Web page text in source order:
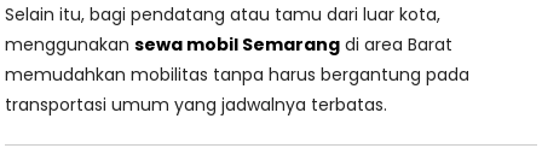
Selain itu, bagi pendatang atau tamu dari luar kota,
menggunakansewa mobil Semarang di area Barat
memudahkan mobilitas tanpa harus bergantung pada
transportasi umum yang jadwalnya terbatas.